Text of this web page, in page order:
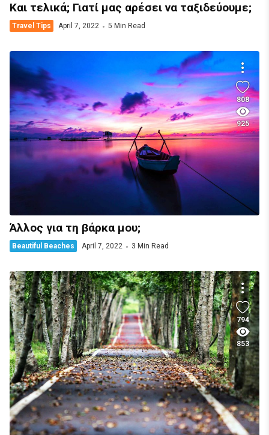
Και τελικά; Γιατί μας αρέσει να ταξιδεύουμε;
Travel Tips April 7, 2022 5 Min Read
808
925
Άλλος για τη βάρκα μου;
Beautiful Beaches April 7, 2022 3 Min Read
794
853